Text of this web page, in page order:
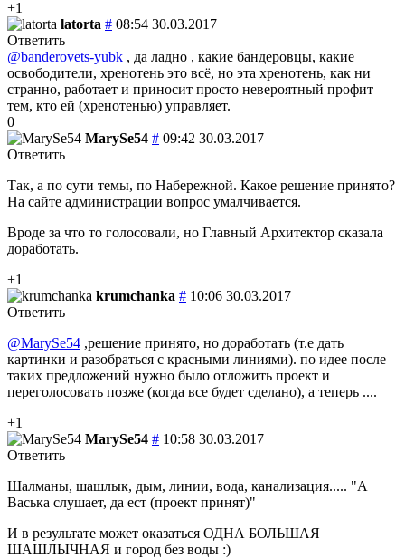
+1
latorta # 08:54 30.03.2017
Ответить
@banderovets-yubk , да ладно , какие бандеровцы, какие
освободители, хренотень это всё, но эта хренотень, как ни
странно, работает и приносит просто невероятный профит
тем, кто ей (хренотенью) управляет.
0
MarySe54 # 09:42 30.03.2017
Ответить
Так, а по сути темы, по Набережной. Какое решение принято?
На сайте администрации вопрос умалчивается.
Вроде за что то голосовали, но Главный Архитектор сказала
доработать.
+1
krumchanka # 10:06 30.03.2017
Ответить
@MarySe54 ,решение принято, но доработать (т.е дать
картинки и разобраться с красными линиями). по идее после
таких предложений нужно было отложить проект и
переголосовать позже (когда все будет сделано), а теперь ....
+1
MarySe54 # 10:58 30.03.2017
Ответить
Шалманы, шашлык, дым, линии, вода, канализация..... "А
Васька слушает, да ест (проект принят)"
И в результате может оказаться ОДНА БОЛЬШАЯ
ШАШЛЫЧНАЯ и город без воды :)